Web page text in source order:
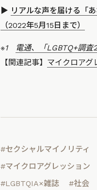
▶ リアルな声を届ける「
（2022年5月15日まで）
※1
電通、「LGBTQ+調査
【関連記事】 マイクロアグ
#セクシャルマイノリティ
#マイクロアグレッション
#LGBTQIA×雑誌
#社会